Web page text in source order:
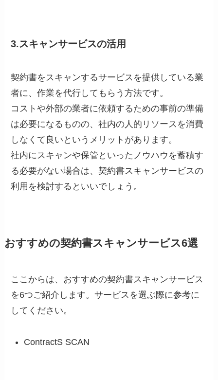
3.スキャンサービスの活用
契約書をスキャンするサービスを提供している業
者に、作業を代行してもらう方法です。
コストや外部の業者に依頼するための事前の準備
は必要になるものの、社内の人的リソースを消費
しなくて良いというメリットがあります。
社内にスキャンや保管といったノウハウを蓄積す
る必要がない場合は、契約書スキャンサービスの
利用を検討するといいでしょう。
おすすめの契約書スキャンサービス6選
ここからは、おすすめの契約書スキャンサービス
を6つご紹介します。サービスを選ぶ際に参考に
してください。
ContractS SCAN​​